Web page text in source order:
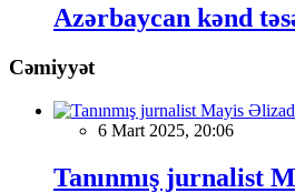
Azərbaycan kənd
Cəmiyyət
6 Mart 2025, 20:06
Tanınmış jurnalist